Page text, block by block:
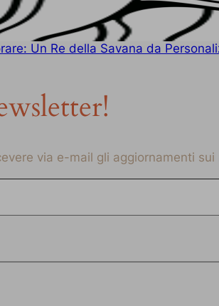
Un Re della Savana da
via e-mail gli aggiornamenti